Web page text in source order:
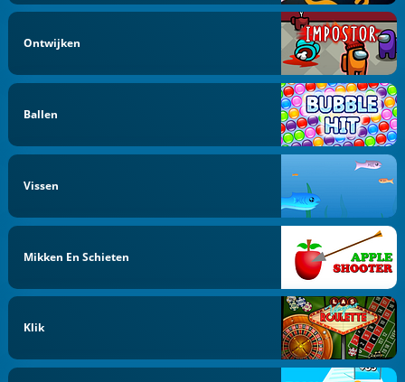
Ontwijken
Ballen
Vissen
Mikken En Schieten
Klik